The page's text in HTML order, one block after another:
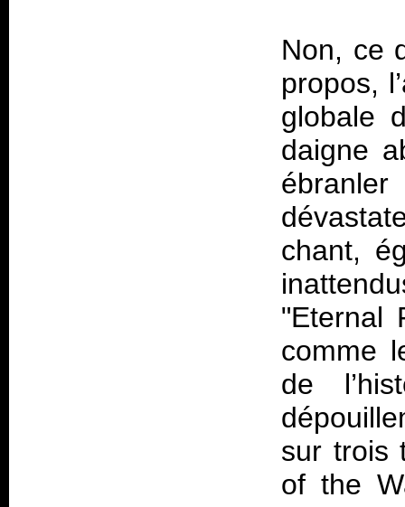
Non, ce
propos,
globale
daigne
chant,
"Eternal
comme
de
sur trois
of the